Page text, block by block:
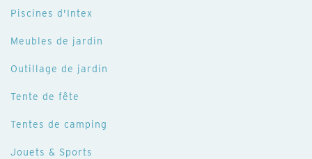
Piscines d'Intex
Meubles de jardin
Outillage de jardin
Tente de fête
Tentes de camping
Jouets & Sports